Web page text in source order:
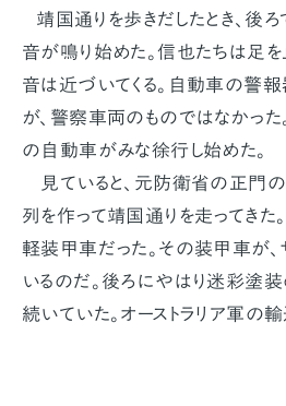
靖国通りを歩きだしたとき、後ろ
音が鳴り始めた。信也たちは足を
音は近づいてくる。自動車の警
が、警察車両のものではなかっ
の自動車がみな徐行し始めた。
見ていると、元防衛省の正門
列を作って靖国通りを走ってき
軽装甲車だった。その装甲車が、
いるのだ。後ろにやはり迷彩塗
続いていた。オーストラリア軍の